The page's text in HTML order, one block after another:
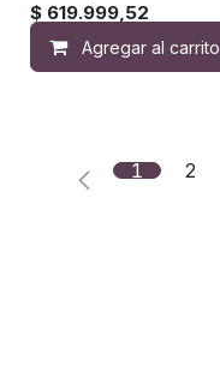
$ 619.999,52
Agregar al carrito
1 2